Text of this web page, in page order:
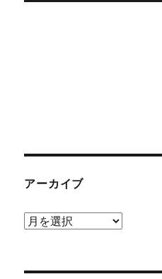
アーカイブ
ア